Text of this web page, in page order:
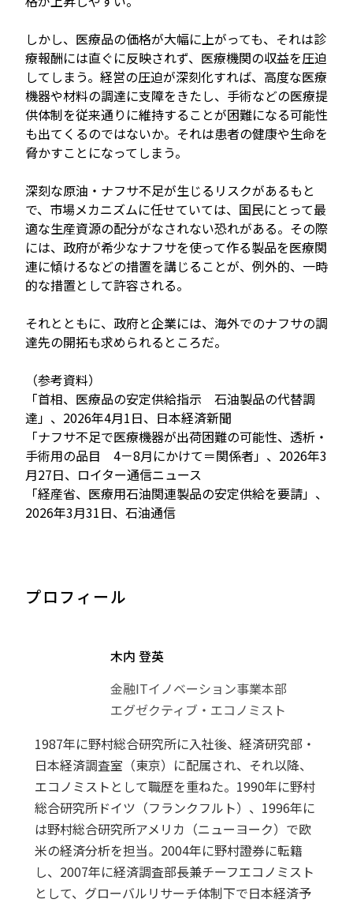
しかし、医療品の価格が大幅に上がっても、それは診
療報酬には直ぐに反映されず、医療機関の収益を圧迫
してしまう。経営の圧迫が深刻化すれば、高度な医療
機器や材料の調達に支障をきたし、手術などの医療提
供体制を従来通りに維持することが困難になる可能性
も出てくるのではないか。それは患者の健康や生命を
脅かすことになってしまう。
深刻な原油・ナフサ不足が生じるリスクがあるもと
で、市場メカニズムに任せていては、国民にとって最
適な生産資源の配分がなされない恐れがある。その際
には、政府が希少なナフサを使って作る製品を医療関
連に傾けるなどの措置を講じることが、例外的、一時
的な措置として許容される。
それとともに、政府と企業には、海外でのナフサの調
達先の開拓も求められるところだ。
（参考資料）
「首相、医療品の安定供給指示 石油製品の代替調
達」、2026年4月1日、日本経済新聞
「ナフサ不足で医療機器が出荷困難の可能性、透析・
手術用の品目 4－8月にかけて＝関係者」、2026年3
月27日、ロイター通信ニュース
「経産省、医療用石油関連製品の安定供給を要請」、
2026年3月31日、石油通信
プロフィール
木内 登英
金融ITイノベーション事業本部
エグゼクティブ・エコノミスト
1987年に野村総合研究所に入社後、経済研究部・
日本経済調査室（東京）に配属され、それ以降、
エコノミストとして職歴を重ねた。1990年に野村
総合研究所ドイツ（フランクフルト）、1996年に
は野村総合研究所アメリカ（ニューヨーク）で欧
米の経済分析を担当。2004年に野村證券に転籍
し、2007年に経済調査部長兼チーフエコノミスト
として、グローバルリサーチ体制下で日本経済予